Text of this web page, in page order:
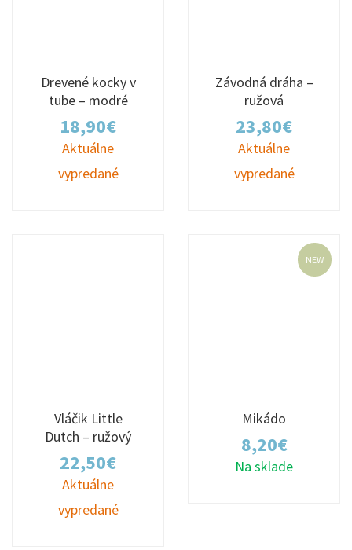
Drevené kocky v
tube – modré
18,90€
Aktuálne
vypredané
Závodná dráha –
ružová
23,80€
Aktuálne
vypredané
Vláčik Little
Dutch – ružový
22,50€
Aktuálne
vypredané
NEW
Mikádo
8,20€
Na sklade